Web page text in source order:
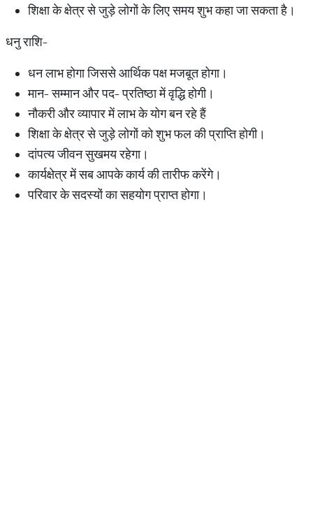
शिक्षा के क्षेत्र से जुड़े लोगों के लिए समय शुभ कहा जा सकता है।
धनु राशि-
धन लाभ होगा जिससे आर्थिक पक्ष मजबूत होगा।
मान- सम्मान और पद- प्रतिष्ठा में वृद्धि होगी।
नौकरी और व्यापार में लाभ के योग बन रहे हैं
शिक्षा के क्षेत्र से जुड़े लोगों को शुभ फल की प्राप्ति होगी।
दांपत्य जीवन सुखमय रहेगा।
कार्यक्षेत्र में सब आपके कार्य की तारीफ करेंगे।
परिवार के सदस्यों का सहयोग प्राप्त होगा।